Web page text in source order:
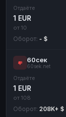
Отдаёте
1 EUR
от 10
Оборот: - $
60сек
60sek.net
Отдаёте
1 EUR
от 108
Оборот: 208K+ $